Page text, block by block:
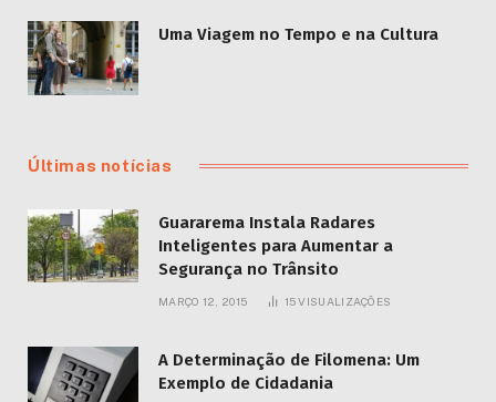
Uma Viagem no Tempo e na Cultura
Últimas notícias
Guararema Instala Radares
Inteligentes para Aumentar a
Segurança no Trânsito
MARÇO 12, 2015 15VISUALIZAÇÕES
A Determinação de Filomena: Um
Exemplo de Cidadania